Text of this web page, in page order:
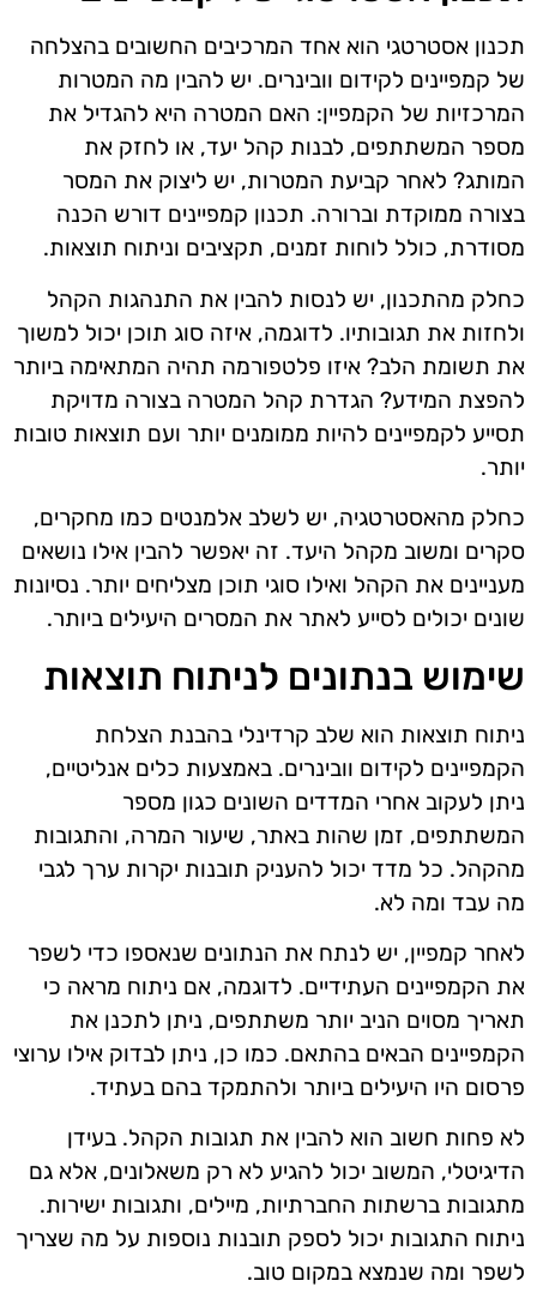
תכנון אסטרטגי הוא אחד המרכיבים החשובים בהצלחה
של קמפיינים לקידום וובינרים. יש להבין מה המטרות
המרכזיות של הקמפיין: האם המטרה היא להגדיל את
מספר המשתתפים, לבנות קהל יעד, או לחזק את
המותג? לאחר קביעת המטרות, יש ליצוק את המסר
בצורה ממוקדת וברורה. תכנון קמפיינים דורש הכנה
מסודרת, כולל לוחות זמנים, תקציבים וניתוח תוצאות.
כחלק מהתכנון, יש לנסות להבין את התנהגות הקהל
ולחזות את תגובותיו. לדוגמה, איזה סוג תוכן יכול למשוך
את תשומת הלב? איזו פלטפורמה תהיה המתאימה ביותר
להפצת המידע? הגדרת קהל המטרה בצורה מדויקת
תסייע לקמפיינים להיות ממומנים יותר ועם תוצאות טובות
יותר.
כחלק מהאסטרטגיה, יש לשלב אלמנטים כמו מחקרים,
סקרים ומשוב מקהל היעד. זה יאפשר להבין אילו נושאים
מעניינים את הקהל ואילו סוגי תוכן מצליחים יותר. נסיונות
שונים יכולים לסייע לאתר את המסרים היעילים ביותר.
שימוש בנתונים לניתוח תוצאות
ניתוח תוצאות הוא שלב קרדינלי בהבנת הצלחת
הקמפיינים לקידום וובינרים. באמצעות כלים אנליטיים,
ניתן לעקוב אחרי המדדים השונים כגון מספר
המשתתפים, זמן שהות באתר, שיעור המרה, והתגובות
מהקהל. כל מדד יכול להעניק תובנות יקרות ערך לגבי
מה עבד ומה לא.
לאחר קמפיין, יש לנתח את הנתונים שנאספו כדי לשפר
את הקמפיינים העתידיים. לדוגמה, אם ניתוח מראה כי
תאריך מסוים הניב יותר משתתפים, ניתן לתכנן את
הקמפיינים הבאים בהתאם. כמו כן, ניתן לבדוק אילו ערוצי
פרסום היו היעילים ביותר ולהתמקד בהם בעתיד.
לא פחות חשוב הוא להבין את תגובות הקהל. בעידן
הדיגיטלי, המשוב יכול להגיע לא רק משאלונים, אלא גם
מתגובות ברשתות החברתיות, מיילים, ותגובות ישירות.
ניתוח התגובות יכול לספק תובנות נוספות על מה שצריך
לשפר ומה שנמצא במקום טוב.